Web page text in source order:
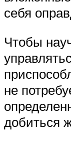
себя
Чтобы
не
добиться